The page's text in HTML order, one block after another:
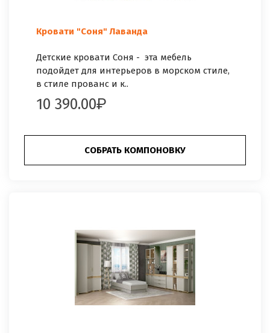
Кровати "Соня" Лаванда
Детские кровати Соня - эта мебель
подойдет для интерьеров в морском стиле,
в стиле прованс и к..
10 390.00
СОБРАТЬ КОМПОНОВКУ